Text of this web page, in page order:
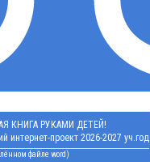
КНИГА РУКАМИ ДЕТЕЙ!
интернет-проект 2026-2027 уч.год
файле word)